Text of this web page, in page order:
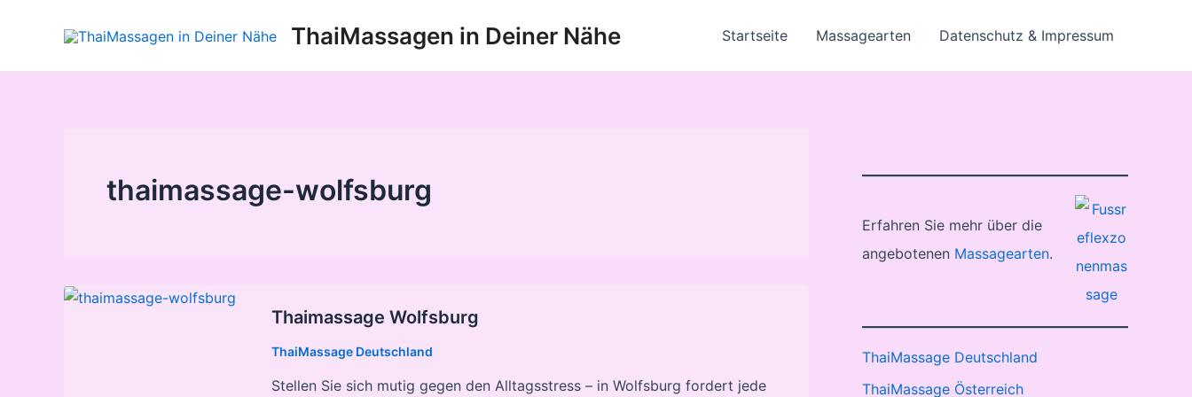
ThaiMassagen in Deiner Nähe Startseite Massagearten Datenschutz & Impressum
thaimassage-wolfsburg
Thaimassage Wolfsburg
ThaiMassage Deutschland
Stellen Sie sich mutig gegen den Alltagsstress – in Wolfsburg fordert jede
Erfahren Sie mehr über die
angebotenen Massagearten.
ThaiMassage Deutschland
ThaiMassage Österreich